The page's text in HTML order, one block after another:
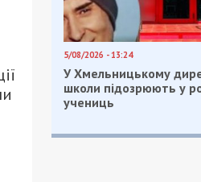
5/08/2026 - 13:24
У Хмельницькому
школи підозрюють у
учениць